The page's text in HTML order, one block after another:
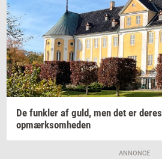
De funk­ler af guld, men det er deres
op­mærk­som­he­den
ANNONCE